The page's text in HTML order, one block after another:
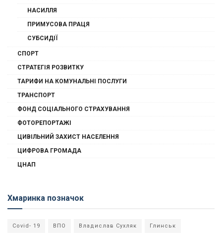
НАСИЛЛЯ
ПРИМУСОВА ПРАЦЯ
СУБСИДІЇ
СПОРТ
СТРАТЕГІЯ РОЗВИТКУ
ТАРИФИ НА КОМУНАЛЬНІ ПОСЛУГИ
ТРАНСПОРТ
ФОНД СОЦІАЛЬНОГО СТРАХУВАННЯ
ФОТОРЕПОРТАЖІ
ЦИВІЛЬНИЙ ЗАХИСТ НАСЕЛЕННЯ
ЦИФРОВА ГРОМАДА
ЦНАП
Хмаринка позначок
Covid- 19 ВПО Владислав Сухляк Глинськ